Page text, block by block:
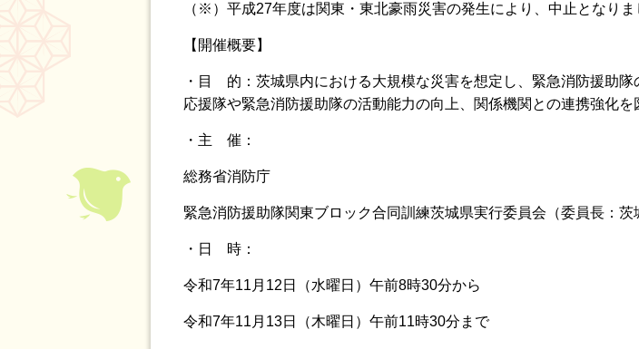
（※）平成27年度は関東・東北豪雨災害の発生により、中止となりま
【開催概要】
・目 的：茨城県内における大規模な災害を想定し、緊急消防援助
応援隊や緊急消防援助隊の活動能力の向上、関係機関との連携強化を
・主 催：
総務省消防庁
緊急消防援助隊関東ブロック合同訓練茨城県実行委員会（委員長：茨
・日 時：
令和7年11月12日（水曜日）午前8時30分から
令和7年11月13日（木曜日）午前11時30分まで